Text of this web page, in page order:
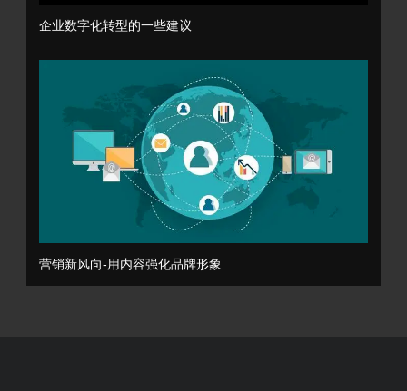
企业数字化转型的一些建议
营销新风向-用内容强化品牌形象